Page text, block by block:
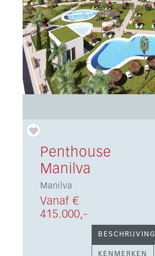
Penthouse
Manilva
Manilva
Vanaf €
415.000,-
BESCHRIJVING
KENMERKEN